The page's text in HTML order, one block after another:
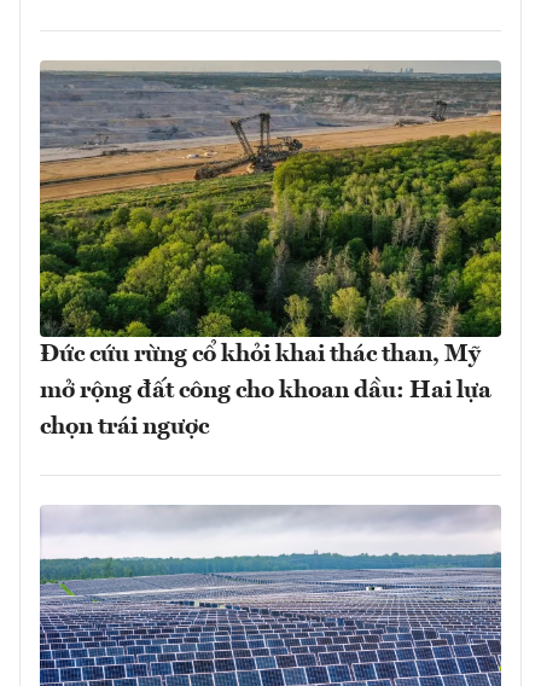
Đức cứu rừng cổ khỏi khai thác than, Mỹ
mở rộng đất công cho khoan dầu: Hai lựa
chọn trái ngược